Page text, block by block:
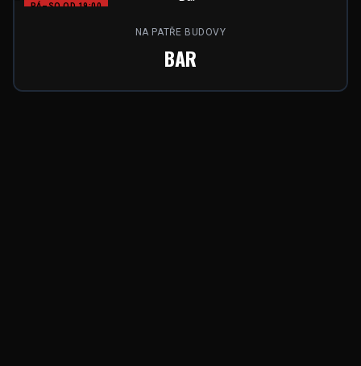
PÁ–SO OD 19:00
NA PATŘE BUDOVY
BAR